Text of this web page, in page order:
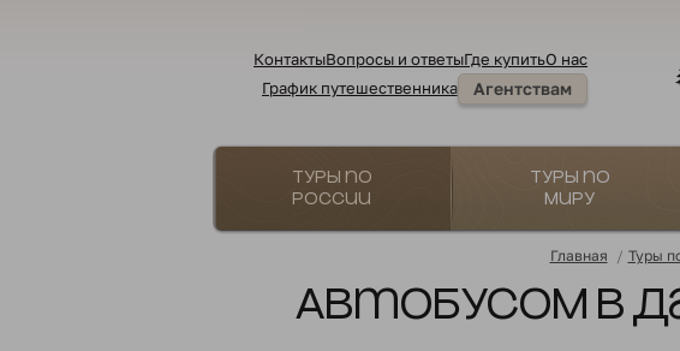
КонтактыВопросы и ответыГде купитьО нас
График путешественника
Агентствам
Туры по
России
Туры по
миру
Главная / Туры
Автобусом в